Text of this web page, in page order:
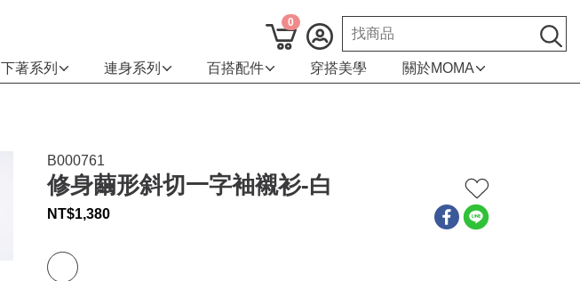
0
下著系列 連身系列 百搭配件 穿搭美學 關於MOMA
B000761
修身繭形斜切一字袖襯衫-白
NT$1,380